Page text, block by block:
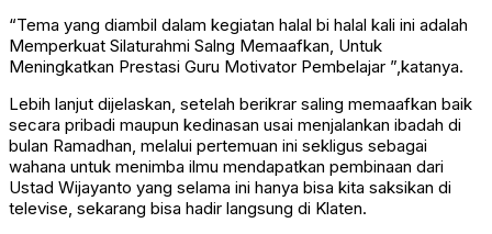
“Tema yang diambil dalam kegiatan halal bi halal kali ini adalah
Memperkuat Silaturahmi Salng Memaafkan, Untuk
Meningkatkan Prestasi Guru Motivator Pembelajar ”,katanya.
Lebih lanjut dijelaskan, setelah berikrar saling memaafkan baik
secara pribadi maupun kedinasan usai menjalankan ibadah di
bulan Ramadhan, melalui pertemuan ini sekligus sebagai
wahana untuk menimba ilmu mendapatkan pembinaan dari
Ustad Wijayanto yang selama ini hanya bisa kita saksikan di
televise, sekarang bisa hadir langsung di Klaten.